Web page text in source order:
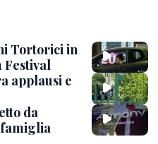
Tortorici in
Festival
applausi e
da